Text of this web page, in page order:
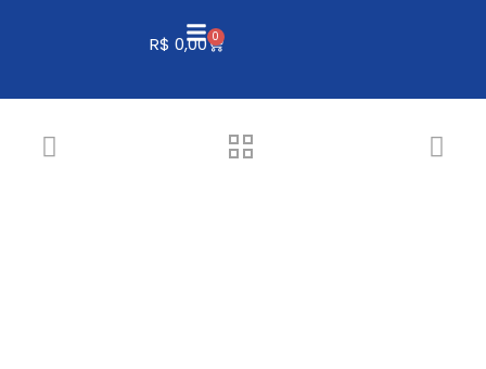
R$ 0,00 0